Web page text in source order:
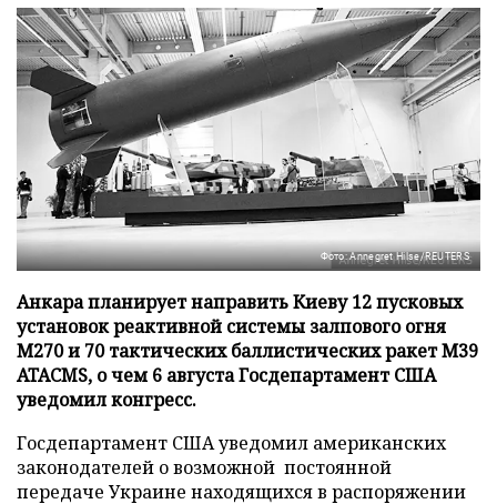
Фото: Annegret Hilse/REUTERS
Анкара планирует направить Киеву 12 пусковых
установок реактивной системы залпового огня
М270 и 70 тактических баллистических ракет М39
ATACMS, о чем 6 августа Госдепартамент США
уведомил конгресс.
Госдепартамент США уведомил американских
законодателей о возможной постоянной
передаче Украине находящихся в распоряжении